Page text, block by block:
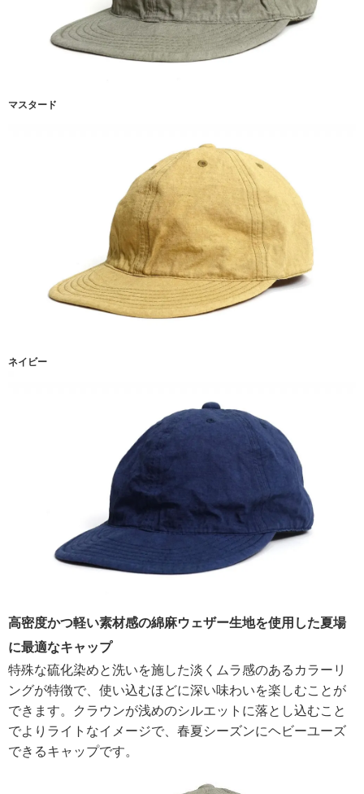
マスタード
ネイビー
高密度かつ軽い素材感の綿麻ウェザー生地を使用した夏場
に最適なキャップ
特殊な硫化染めと洗いを施した淡くムラ感のあるカラーリ
ングが特徴で、使い込むほどに深い味わいを楽しむことが
できます。クラウンが浅めのシルエットに落とし込むこと
でよりライトなイメージで、春夏シーズンにヘビーユーズ
できるキャップです。